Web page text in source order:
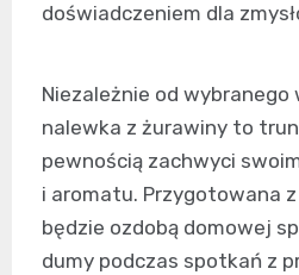
doświadczeniem dla
Niezależnie od
nalewka z żurawiny to
pewnością zachwyci
i aromatu. Przygotowana
będzie ozdobą domowej
dumy podczas spotkań z